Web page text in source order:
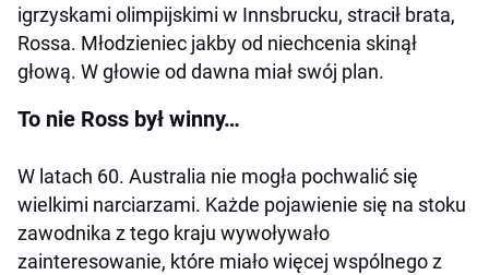
igrzyskami olimpijskimi w Innsbrucku, stracił brata,
Rossa. Młodzieniec jakby od niechcenia skinął
głową. W głowie od dawna miał swój plan.
To nie Ross był winny…
W latach 60. Australia nie mogła pochwalić się
wielkimi narciarzami. Każde pojawienie się na stoku
zawodnika z tego kraju wywoływało
zainteresowanie, które miało więcej wspólnego z